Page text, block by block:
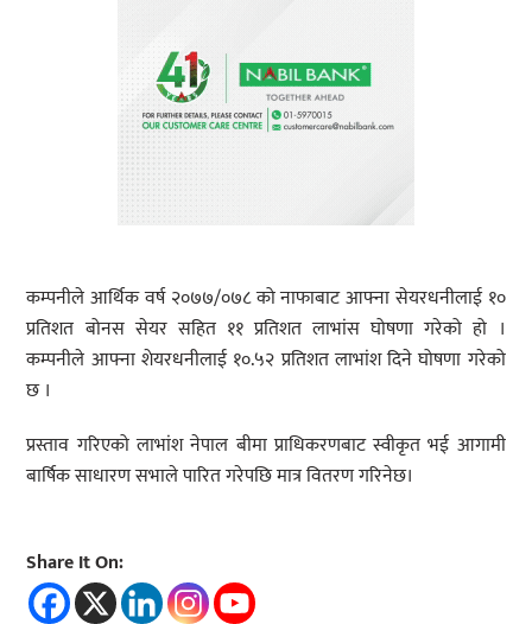
कम्पनीले आर्थिक वर्ष २०७७/०७८ को नाफाबाट आफ्ना सेयरधनीलाई १०
प्रतिशत बोनस सेयर सहित ११ प्रतिशत लाभांस घोषणा गरेको हो ।
कम्पनीले आफ्ना शेयरधनीलाई १०.५२ प्रतिशत लाभांश दिने घोषणा गरेको
छ ।
प्रस्ताव गरिएको लाभांश नेपाल बीमा प्राधिकरणबाट स्वीकृत भई आगामी
बार्षिक साधारण सभाले पारित गरेपछि मात्र वितरण गरिनेछ।
Share It On: